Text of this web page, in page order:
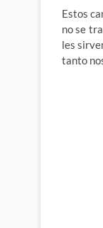
Estos
no se
les
tanto